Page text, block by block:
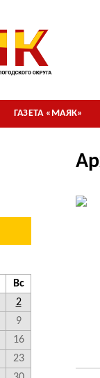
ГАЗЕТА «МАЯК»
Вс
2
9
16
23